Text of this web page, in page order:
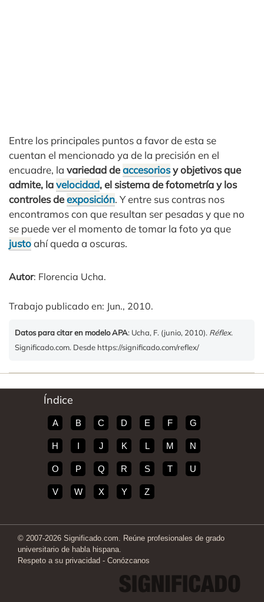
Entre los principales puntos a favor de esta se
cuentan el mencionado ya de la precisión en el
encuadre, la variedad deaccesoriosy objetivos que
admite, lavelocidad, el sistema de fotometría y los
controles deexposición. Y entre sus contras nos
encontramos con que resultan ser pesadas y que no
se puede ver el momento de tomar la foto ya que
justoahí queda a oscuras.
Autor: Florencia Ucha.
Trabajo publicado en: Jun., 2010.
Datos para citar en modelo APA: Ucha, F. (junio, 2010). Réflex.
Significado.com. Desde https://significado.com/reflex/
Índice
A B C D E F G
H I J K L M N
O P Q R S T U
V W X Y Z
© 2007-2026 Significado.com. Reúne profesionales de grado
universitario de habla hispana.
Respeto a su privacidad - Conózcanos